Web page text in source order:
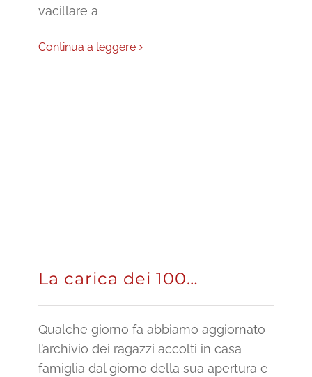
vacillare a
Continua a leggere
La carica dei 100…
Qualche giorno fa abbiamo aggiornato
l’archivio dei ragazzi accolti in casa
famiglia dal giorno della sua apertura e